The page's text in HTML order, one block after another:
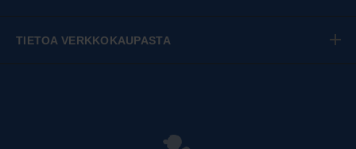
TIETOA VERKKOKAUPASTA